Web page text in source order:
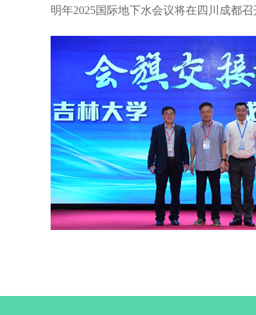
明年2025国际地下水会议将在四川成都